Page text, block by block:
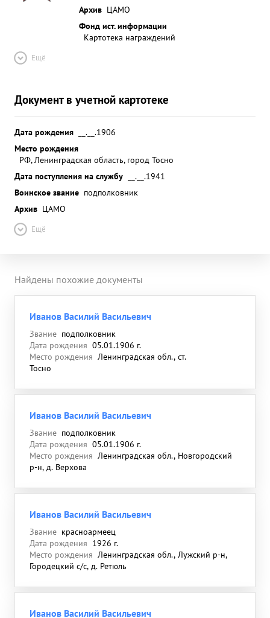
Архив ЦАМО
Фонд ист. информации
Картотека награждений
Ещё
Документ в учетной картотеке
Дата рождения
__.__.1906
Место рождения
РФ, Ленинградская область, город Тосно
Дата поступления на службу
__.__.1941
Воинское звание подполковник
Архив ЦАМО
Ещё
Найдены похожие документы
Иванов Василий Васильевич
Звание подполковник
Дата рождения 05.01.1906 г.
Место рождения Ленинградская обл., ст.
Тосно
Иванов Василий Васильевич
Звание подполковник
Дата рождения 05.01.1906 г.
Место рождения Ленинградская обл., Новгородский
р-н, д. Верхова
Иванов Василий Васильевич
Звание красноармеец
Дата рождения 1926 г.
Место рождения Ленинградская обл., Лужский р-н,
Городецкий с/с, д. Ретюль
Иванов Василий Васильевич